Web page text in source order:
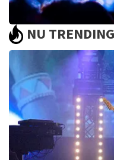
Bohemian
0reviews
NU